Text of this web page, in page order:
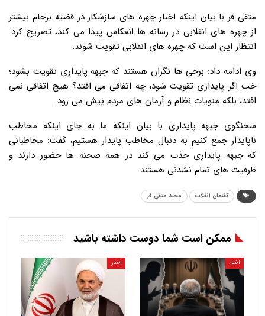
متقی فر با بیان اینکه اخبار چهره های سازشکار در قضیه برجام بیشتر
از چهره های انقلابی در رسانه ها انعکاس پیدا می کند، تصریح کرد:
انتظار این است که چهره های انقلابی تقویت شوند.
وی ادامه داد: برخی ها نگران هستند که جبهه پایداری تقویت بشود؛
خب اگر پایداری تقویت شود، چه اتفاقی می افتد؟ هیچ اتفاقی نمی
افتد، بلکه منویات نظام و آرمان های مردم پیش می رود.
سخنگوی جبهه پایداری با بیان اینکه ما به جای اینکه مخاطب
ناپایدار جمع کنیم به دنبال مخاطب پایدار هستیم، گفت: مخاطبانی
که جبهه پایداری جذب می کند در همه صحنه ها حضور دارند و
ظرفیت های تمام نشدنی هستند.
گفتمان انقلاب مجید متقی فر
ممکن است شما دوست داشته باشید
اخبار اخبار